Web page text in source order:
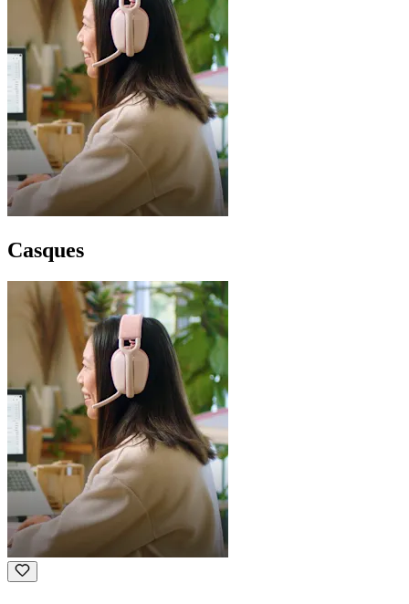
Casques